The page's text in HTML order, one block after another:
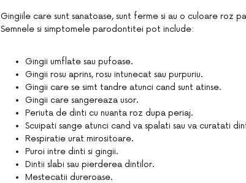
Gingiile care sunt sanatoase, sunt ferme si au o culoare roz
Semnele si simptomele parodontitei pot include:
Gingii umflate sau pufoase.
Gingii rosu aprins, rosu intunecat sau purpuriu.
Gingii care se simt tandre atunci cand sunt atinse.
Gingii care sangereaza usor.
Periuta de dinti cu nuanta roz dupa periaj.
Scuipati sange atunci cand va spalati sau va curatati
Respiratie urat mirositoare.
Puroi intre dinti si gingii.
Dintii slabi sau pierderea dintilor.
Mestecatii dureroase.